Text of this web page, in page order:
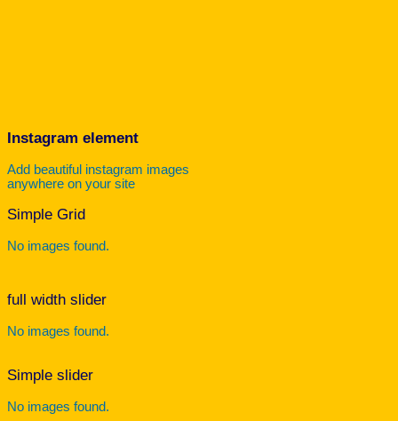
Instagram element
Add beautiful instagram images
anywhere on your site
Simple Grid
No images found.
full width slider
No images found.
Simple slider
No images found.